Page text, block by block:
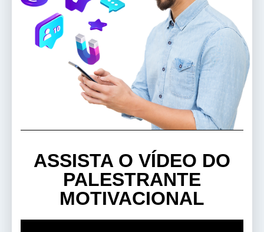
ASSISTA O VÍDEO DO
PALESTRANTE
MOTIVACIONAL